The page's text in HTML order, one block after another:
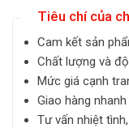
Tiêu chí của
Cam kết sản
Chất lượng và
Mức giá cạnh
Giao hàng
Tư vấn nhiệt